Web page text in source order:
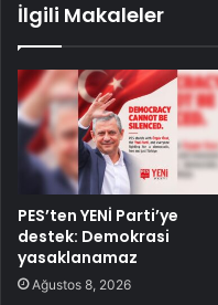
İlgili Makaleler
PES’ten YENİ Parti’ye
destek: Demokrasi
yasaklanamaz
Ağustos 8, 2026